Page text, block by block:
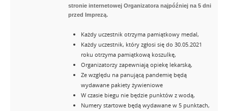
stronie internetowej Organizatora najpóźniej na 5 dni
przed Imprezą.
Każdy uczestnik otrzyma pamiątkowy medal,
Każdy uczestnik, który zgłosi się do 30.05.2021
roku otrzyma pamiątkową koszulkę,
Organizatorzy zapewniają opiekę lekarską,
Ze względu na panującą pandemię będą
wydawane pakiety żywieniowe
W czasie biegu nie będzie punktów z wodą,
Numery startowe będą wydawane w 5 punktach,